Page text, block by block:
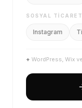
SOSYAL TICARET
Instagram
+ WordPress, Wix